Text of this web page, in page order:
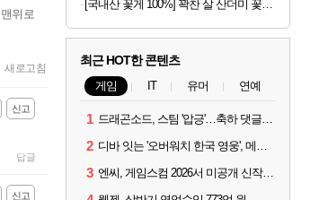
맨위로
새로고침
신고
답글
신고
[국내산 꽃게 100%] 꽉찬 살 산더미 꽃게탕
최근 HOT한 콘텐츠
게임 IT 유머 연예
1 드래곤소드, 스팀 '압긍'…축하 댓글 달고 게임 코드 받자!
2 디바 잇는 '오버워치 한국 영웅', 메카 파일럿 디몬 나온다
3 엔씨, 게임스컴 2026서 미공개 신작 최초 공개